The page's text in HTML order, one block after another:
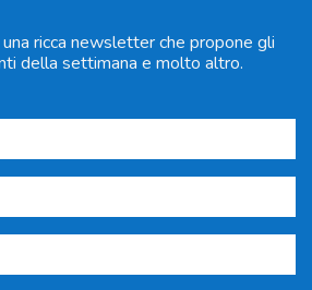
ricca newsletter che propone gli
della settimana e molto altro.